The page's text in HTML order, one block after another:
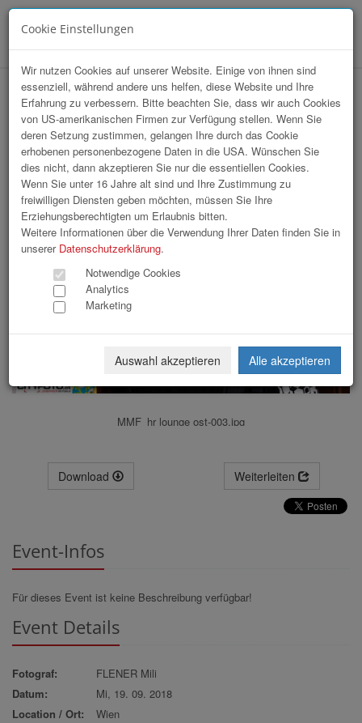
hr-lounge Ost zu Gast bei Baker &
McKenzie
MMF_hr lounge ost-003.jpg
Download Weiterleiten
Event-Infos
Für dieses Event ist keine Beschreibung verfügbar!
Event Details
Fotograf:
FLENER Mili
Datum:
Mi, 19. 09. 2018
Location / Ort:
Wien
Cookie Einstellungen
Wir nutzen Cookies auf unserer Website. Einige von ihnen sind
essenziell, während andere uns helfen, diese Website und Ihre
Erfahrung zu verbessern. Bitte beachten Sie, dass wir auch Cookies
von US-amerikanischen Firmen zur Verfügung stellen. Wenn Sie
deren Setzung zustimmen, gelangen Ihre durch das Cookie
erhobenen personenbezogene Daten in die USA. Wünschen Sie
dies nicht, dann akzeptieren Sie nur die essentiellen Cookies.
Wenn Sie unter 16 Jahre alt sind und Ihre Zustimmung zu
freiwilligen Diensten geben möchten, müssen Sie Ihre
Erziehungsberechtigten um Erlaubnis bitten.
Weitere Informationen über die Verwendung Ihrer Daten finden Sie in
unserer Datenschutzerklärung.
Notwendige Cookies
Analytics
Marketing
Auswahl akzeptieren Alle akzeptieren